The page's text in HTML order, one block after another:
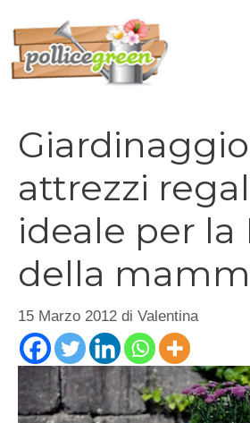
contenuto
attrezzi
ideale per la
della
15 Marzo 2012 di Valentina